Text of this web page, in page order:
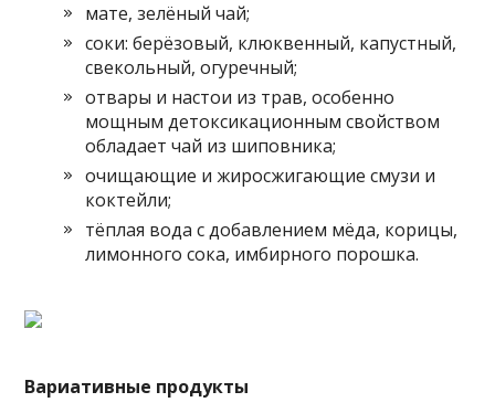
мате, зелёный чай;
соки: берёзовый, клюквенный, капустный,
свекольный, огуречный;
отвары и настои из трав, особенно
мощным детоксикационным свойством
обладает чай из шиповника;
очищающие и жиросжигающие смузи и
коктейли;
тёплая вода с добавлением мёда, корицы,
лимонного сока, имбирного порошка.
Вариативные продукты